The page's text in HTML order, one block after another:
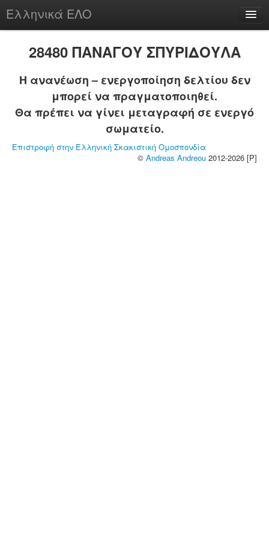
Ελληνικά ΕΛΟ
chesstu.be @ discord
Login
28480 ΠΑΝΑΓΟΥ ΣΠΥΡΙΔΟΥΛΑ
Η ανανέωση – ενεργοποίηση δελτίου δεν
μπορεί να πραγματοποιηθεί.
Θα πρέπει να γίνει μεταγραφή σε ενεργό
σωματείο.
Επιστροφή στην Ελληνική Σκακιστική Ομοσπονδία
© Andreas Andreou 2012-2026 [P]